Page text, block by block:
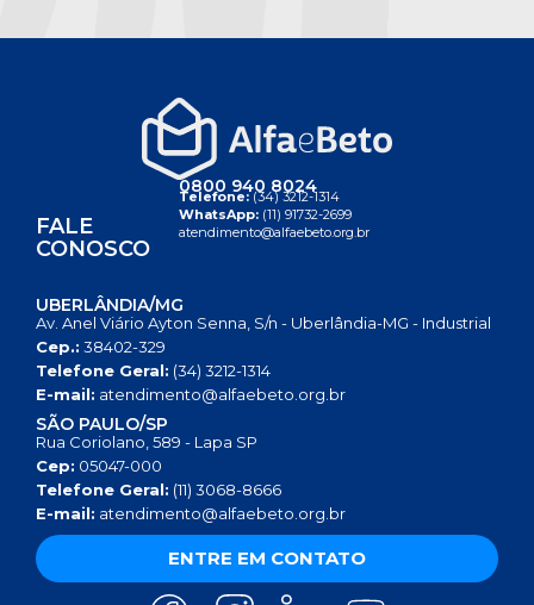
FALE
CONOSCO
0800 940 8024
Telefone:(34) 3212-1314
WhatsApp: (11) 91732-2699
atendimento@alfaebeto.org.br
UBERLÂNDIA/MG
Av. Anel Viário Ayton Senna, S/n - Uberlândia-MG - Industrial
Cep.: 38402-329
Telefone Geral: (34) 3212-1314
E-mail: atendimento@alfaebeto.org.br
SÃO PAULO/SP
Rua Coriolano, 589 - Lapa SP
Cep: 05047-000
Telefone Geral: (11) 3068-8666
E-mail: atendimento@alfaebeto.org.br
ENTRE EM CONTATO